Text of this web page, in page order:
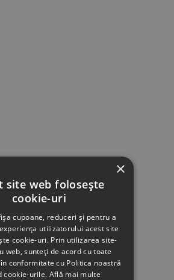
×
site web folosește
cookie-uri
cupoane, reduceri și pentru a
utilizatorului acest site
cookie-uri. Prin utilizarea site-
web, sunteți de acord cu toate
conformitate cu Politica noastră
cookie-urile. Află mai multe